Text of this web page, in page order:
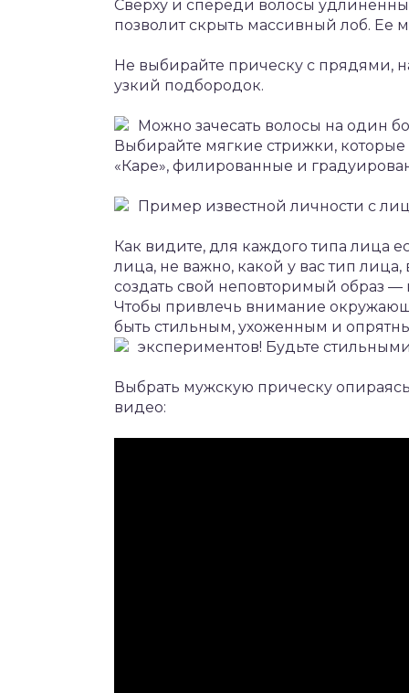
Сверху и спереди волосы
позволит скрыть массивный лоб. Ее
Не выбирайте прическу с прядями,
узкий подбородок.
Можно зачесать волосы на один
Выбирайте мягкие стрижки, которые
«Каре», филированные и
Пример известной личности с
Как видите, для каждого типа лица
лица, не важно, какой у вас тип
создать свой неповторимый образ
Чтобы привлечь внимание
быть стильным, ухоженным и
экспериментов! Будьте
Выбрать мужскую прическу
видео: